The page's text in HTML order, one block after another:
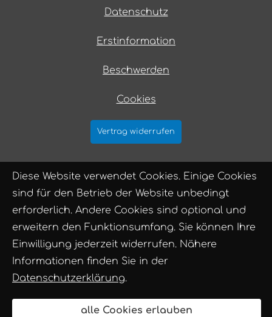
Datenschutz
Erstinformation
Beschwerden
Cookies
Vertrag widerrufen
Diese Website verwendet Cookies. Einige Cookies
sind für den Betrieb der Website unbedingt
erforderlich. Andere Cookies sind optional und
erweitern den Funktionsumfang. Sie können Ihre
Einwilligung jederzeit widerrufen. Nähere
Informationen finden Sie in der
Datenschutzerklärung.
alle Cookies erlauben